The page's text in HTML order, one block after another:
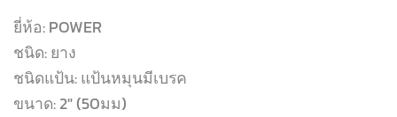
ยี่ห้อ: POWER
ชนิด: ยาง
ชนิดแป้น: แป้นหมุนมีเบรค
ขนาด: 2″ (50มม)